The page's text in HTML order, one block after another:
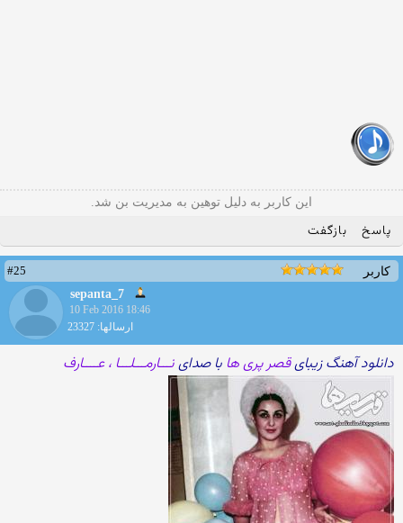
این کاربر به دلیل توهین به مدیریت بن شد.
پاسخ بازگفت
کاربر
#25
sepanta_7
10 Feb 2016 18:46
ارسالها: 23327
دانلود آهنگ زیبایقصر پری ها با صداینـــارمـــلـــا ، عــــارف